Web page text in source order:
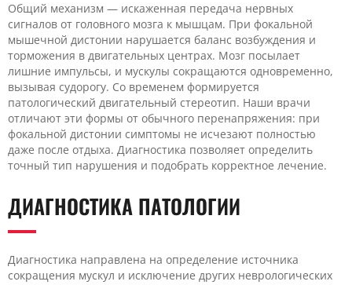
Общий механизм — искаженная передача нервных
сигналов от головного мозга к мышцам. При фокальной
мышечной дистонии нарушается баланс возбуждения и
торможения в двигательных центрах. Мозг посылает
лишние импульсы, и мускулы сокращаются одновременно,
вызывая судорогу. Со временем формируется
патологический двигательный стереотип. Наши врачи
отличают эти формы от обычного перенапряжения: при
фокальной дистонии симптомы не исчезают полностью
даже после отдыха. Диагностика позволяет определить
точный тип нарушения и подобрать корректное лечение.
ДИАГНОСТИКА ПАТОЛОГИИ
Диагностика направлена на определение источника
сокращения мускул и исключение других неврологических